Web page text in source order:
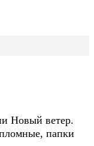
Новый ветер.
папки